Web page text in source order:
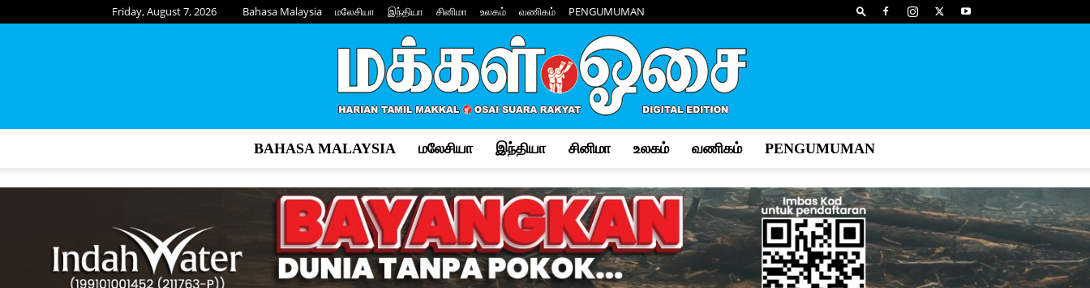
Friday, August 7, 2026 Bahasa Malaysia மலேசியா இந்தியா சினிமா உலகம் வணிகம் PENGUMUMAN
Osai
BAHASA MALAYSIA மலேசியா இந்தியா சினிமா உலகம் வணிகம் PENGUMUMAN